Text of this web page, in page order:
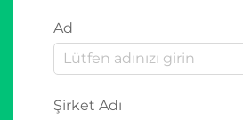
Ad
Şirket Adı